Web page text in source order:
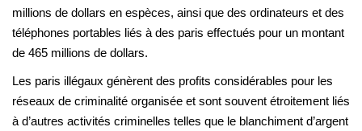
millions de dollars en espèces, ainsi que des ordinateurs et des
téléphones portables liés à des paris effectués pour un montant
de 465 millions de dollars.
Les paris illégaux génèrent des profits considérables pour les
réseaux de criminalité organisée et sont souvent étroitement liés
à d’autres activités criminelles telles que le blanchiment d’argent